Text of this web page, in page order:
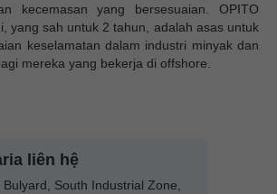
liên hệ
Bulyard, South Industrial Zone,
kecemasan yang bersesuaian. OPITO
yang sah untuk 2 tahun, adalah asas untuk
keselamatan dalam industri minyak dan
mereka yang bekerja di offshore.